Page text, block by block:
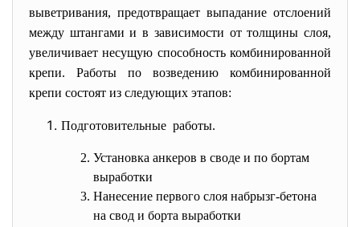
выветривания, предотвращает выпадание отслоений
между штангами и в зависимости от толщины слоя,
увеличивает несущую способность комбинированной
крепи. Работы по возведению комбинированной
крепи состоят из следующих этапов:
Подготовительные работы.
Установка анкеров в своде и по бортам
выработки
Нанесение первого слоя набрызг-бетона
на свод и борта выработки